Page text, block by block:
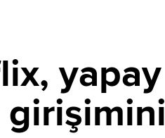
yapay
girişimini